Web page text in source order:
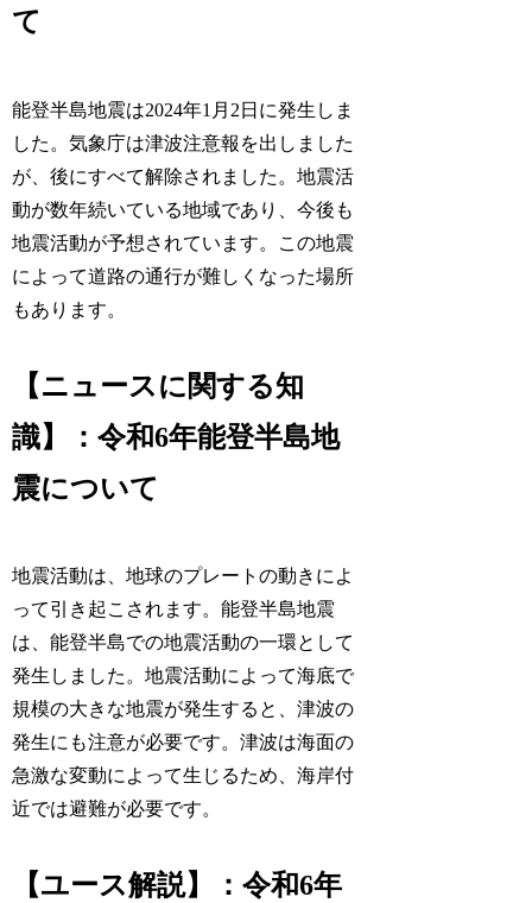
て
能登半島地震は2024年1月2日に発生しま
した。気象庁は津波注意報を出しました
が、後にすべて解除されました。地震活
動が数年続いている地域であり、今後も
地震活動が予想されています。この地震
によって道路の通行が難しくなった場所
もあります。
【ニュースに関する知
識】：令和6年能登半島地
震について
地震活動は、地球のプレートの動きによ
って引き起こされます。能登半島地震
は、能登半島での地震活動の一環として
発生しました。地震活動によって海底で
規模の大きな地震が発生すると、津波の
発生にも注意が必要です。津波は海面の
急激な変動によって生じるため、海岸付
近では避難が必要です。
【ユース解説】：令和6年